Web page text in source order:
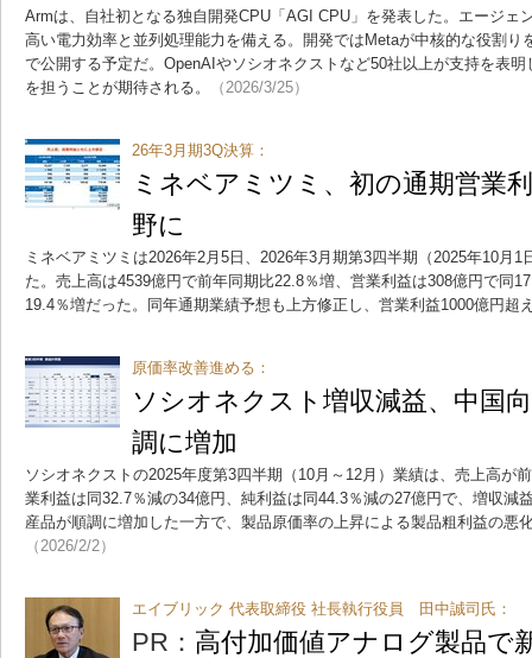
Armは、自社初となる独自開発CPU「AGI CPU」を発表した。エージェ
高い電力効率と並列処理能力を備える。開発ではMetaが中核的な役割り
で公開する予定だ。OpenAIやソシオネクストなど50社以上が支持を表
を担うことが期待される。
（2026/3/25）
26年3月期3Q決算：
ミネベアミツミ、初の通期営業
野に
ミネベアミツミは2026年2月5日、2026年3月期第3四半期（2025年10月
た。売上高は4539億円で前年同期比22.8％増、営業利益は308億円で同
19.4％増だった。同年通期業績予想も上方修正し、営業利益1000億円超
原価率改善進める：
ソシオネクスト増収減益、中国
調に増加
ソシオネクストの2025年度第3四半期（10月～12月）業績は、売上高が
業利益は同32.7％減の34億円、純利益は同44.3％減の27億円で、増収減
産品が順調に増加した一方で、製品原価率の上昇による製品粗利益の悪
（2026/2/2）
エイブリック 代表取締役 社長執行役員 田中誠司氏：
PR： 高付加価値アナログ製品